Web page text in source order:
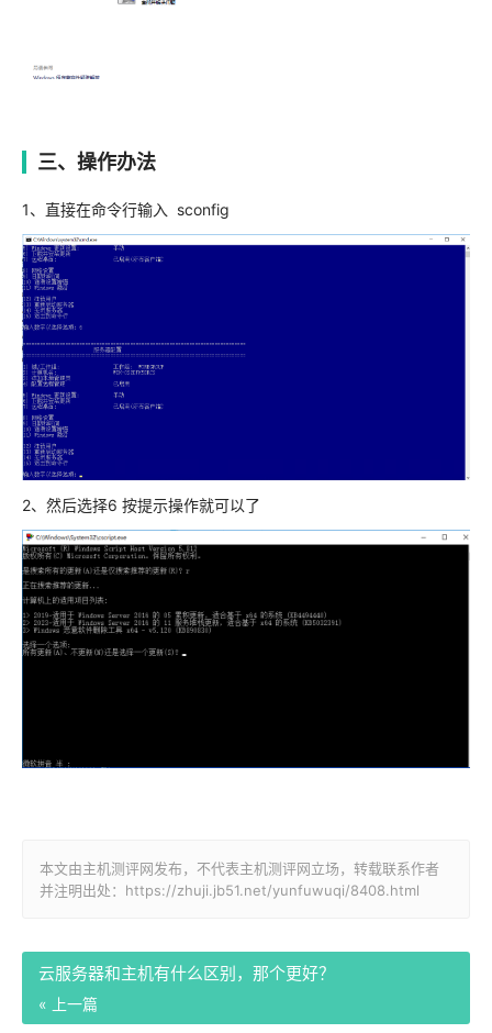
三、操作办法
1、直接在命令行输入 sconfig
2、然后选择6 按提示操作就可以了
本文由主机测评网发布，不代表主机测评网立场，转载联系作者
并注明出处：https://zhuji.jb51.net/yunfuwuqi/8408.html
云服务器和主机有什么区别，那个更好？
« 上一篇